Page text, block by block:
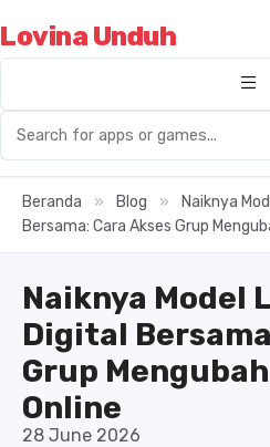
Lovina Unduh
Beranda » Blog »
Naiknya
Bersama: Cara Akses Grup
Naiknya Model
Digital
Grup
Online
28 June 2026